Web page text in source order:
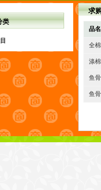
类
求
品名
全
涤
鱼
鱼